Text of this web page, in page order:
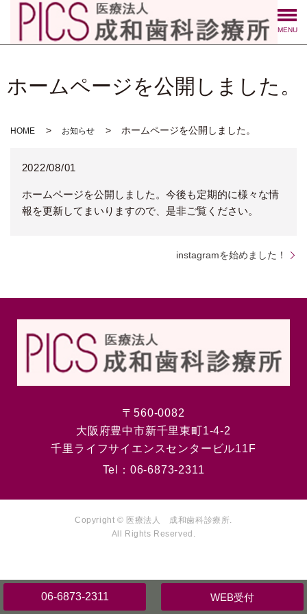
MENU
ホームページを公開しました。
HOME お知らせ ホームページを公開しました。
2022/08/01
ホームページを公開しました。今後も定期的に様々な情
報を更新してまいりますので、是非ご覧ください。
instagramを始めました！
06-6873-2311 WEB受付
〒560-0082
大阪府豊中市新千里東町1-4-2
千里ライフサイエンスセンタービル11F
Tel： 06-6873-2311
Copyright © 医療法人 成和歯科診療所.
All Rights Reserved.